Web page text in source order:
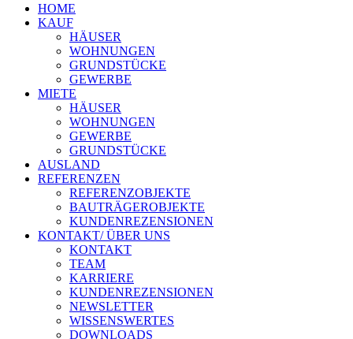
HOME
KAUF
HÄUSER
WOHNUNGEN
GRUNDSTÜCKE
GEWERBE
MIETE
HÄUSER
WOHNUNGEN
GEWERBE
GRUNDSTÜCKE
AUSLAND
REFERENZEN
REFERENZOBJEKTE
BAUTRÄGEROBJEKTE
KUNDENREZENSIONEN
KONTAKT/ ÜBER UNS
KONTAKT
TEAM
KARRIERE
KUNDENREZENSIONEN
NEWSLETTER
WISSENSWERTES
DOWNLOADS